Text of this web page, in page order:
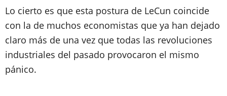
Lo cierto es que esta postura de LeCun coincide
con la de muchos economistas que ya han dejado
claro más de una vez que todas las revoluciones
industriales del pasado provocaron el mismo
pánico.